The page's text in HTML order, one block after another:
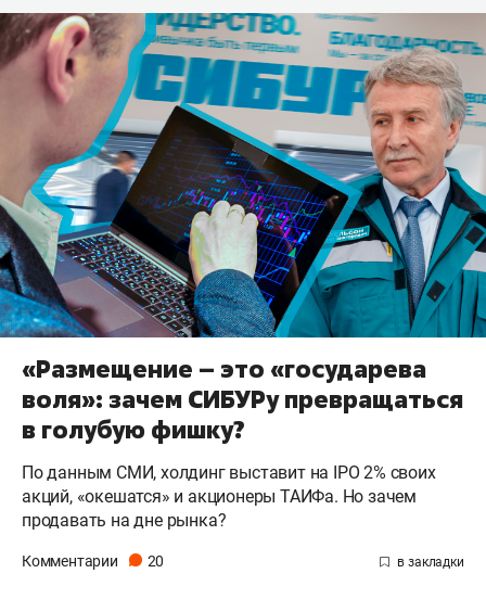
«Размещение – это «государева
воля»: зачем СИБУРу превращаться
в голубую фишку?
По данным СМИ, холдинг выставит на IPO 2% своих
акций, «окешатся» и акционеры ТАИФа. Но зачем
продавать на дне рынка?
Комментарии 20